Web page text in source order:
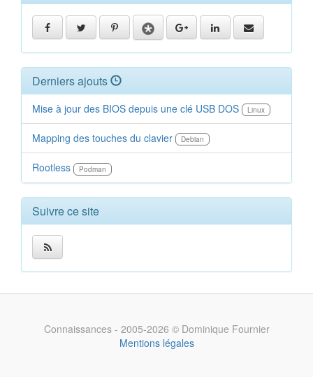
Derniers ajouts
Mise à jour des BIOS depuis une clé USB DOS Linux
Mapping des touches du clavier Debian
Rootless Podman
Suivre ce site
Connaissances - 2005-2026 © Dominique Fournier
Mentions légales